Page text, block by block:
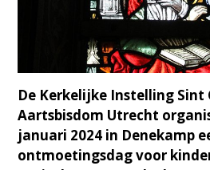
De Kerkelijke Instelling Sint
Aartsbisdom Utrecht
januari 2024 in Denekamp
ontmoetingsdag voor